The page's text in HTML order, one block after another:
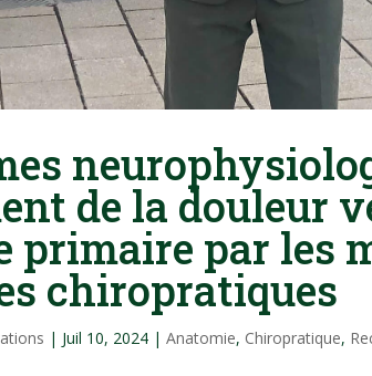
de la douleur
primaire par les
chiropratiques
| Juil 10, 2024 |Anatomie, Chiropratique,